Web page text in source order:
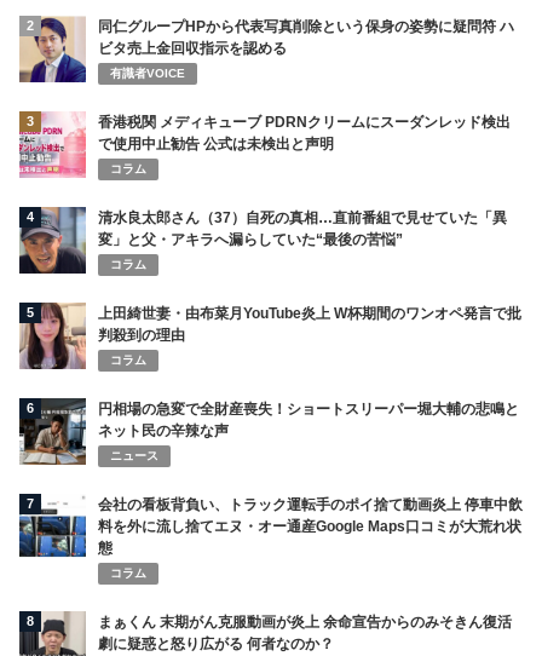
2
同仁グループHPから代表写真削除という保身の姿勢に疑問符 ハ
ビタ売上金回収指示を認める
有識者VOICE
3
香港税関 メディキューブ PDRNクリームにスーダンレッド検出
で使用中止勧告 公式は未検出と声明
コラム
4
清水良太郎さん（37）自死の真相…直前番組で見せていた「異
変」と父・アキラへ漏らしていた“最後の苦悩”
コラム
5
上田綺世妻・由布菜月YouTube炎上 W杯期間のワンオペ発言で批
判殺到の理由
コラム
6
円相場の急変で全財産喪失！ショートスリーパー堀大輔の悲鳴と
ネット民の辛辣な声
ニュース
7
会社の看板背負い、トラック運転手のポイ捨て動画炎上 停車中飲
料を外に流し捨てエヌ・オー通産Google Maps口コミが大荒れ状
態
コラム
8
まぁくん 末期がん克服動画が炎上 余命宣告からのみそきん復活
劇に疑惑と怒り広がる 何者なのか？